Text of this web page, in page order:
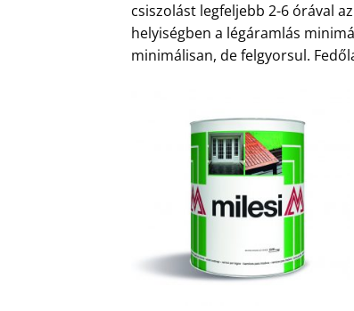
csiszolást legfeljebb 2-6 órával
helyiségben a légáramlás
minimálisan, de felgyorsul.